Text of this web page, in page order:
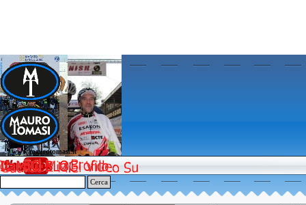
www.maurotomasi.it
www.maurotomasi.it
Cerca